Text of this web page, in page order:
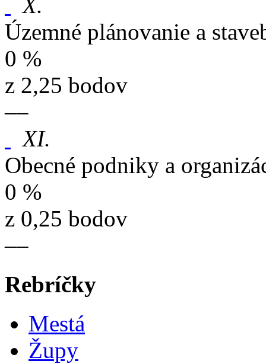
Územné plánovanie a
0 %
z 2,25 bodov
––
XI.
Obecné podniky a
0 %
z 0,25 bodov
––
Rebríčky
Mestá
Župy